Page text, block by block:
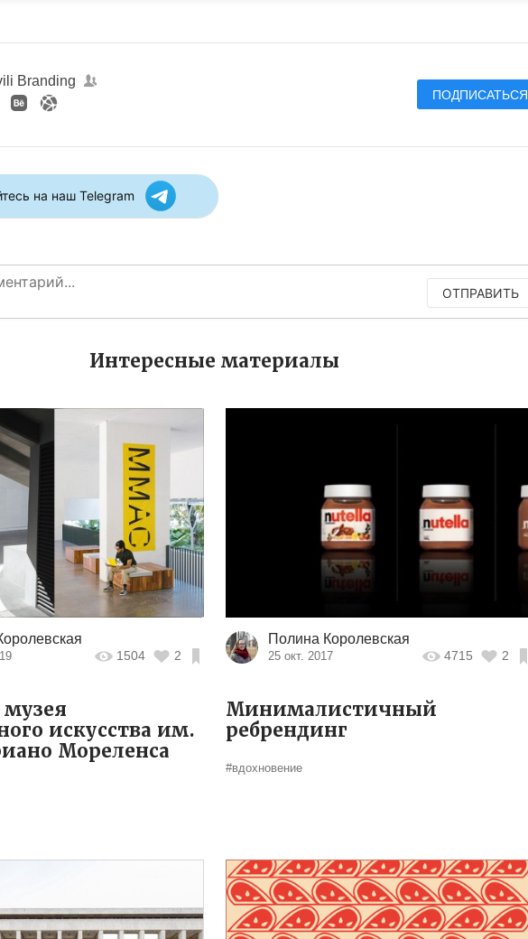
Branding
ПОДПИСАТЬСЯ
на наш Telegram
ОТПРАВИТЬ
Интересные материалы
1504 2
искусства им.
Мореленса
Полина Королевская
25 окт. 2017 4715 2
Минималистичный
ребрендинг
#вдохновение